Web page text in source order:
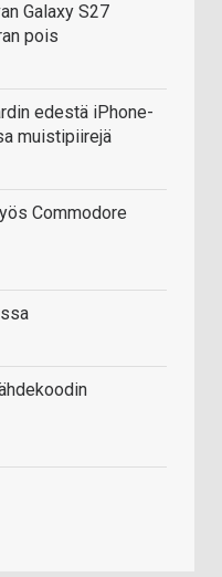
Galaxy S27
pois
edestä iPhone-
muistipiirejä
Commodore